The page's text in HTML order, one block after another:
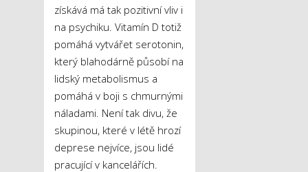
získává má tak pozitivní vliv i
na psychiku. Vitamín D totiž
pomáhá vytvářet serotonin,
který blahodárně působí na
lidský metabolismus a
pomáhá v boji s chmurnými
náladami. Není tak divu, že
skupinou, které v létě hrozí
deprese nejvíce, jsou lidé
pracující v kancelářích.